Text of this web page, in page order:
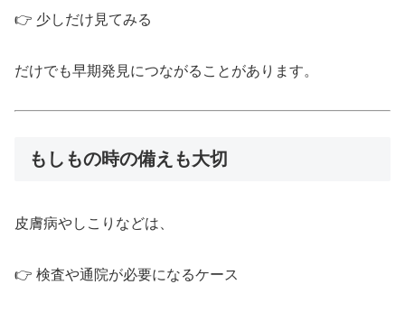
👉 少しだけ見てみる
だけでも早期発見につながることがあります。
もしもの時の備えも大切
皮膚病やしこりなどは、
👉 検査や通院が必要になるケース